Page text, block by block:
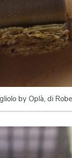
by Oplà, di